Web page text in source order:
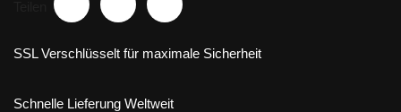
SSL Verschlüsselt für maximale Sicherheit
Schnelle Lieferung Weltweit